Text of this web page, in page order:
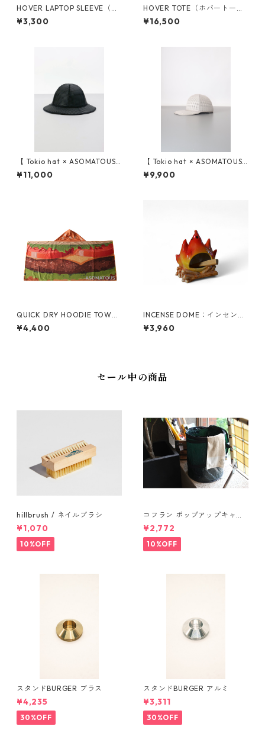
HOVER LAPTOP SLEEVE（ホ
バーラップトップスリーブ）
¥3,300
HOVER TOTE（ホバートー
ト）
¥16,500
【 Tokio hat × ASOMATOUS
（トーキョーハット × アソマ
タス） 】 EVA TULIP HAT（チ
¥11,000
【 Tokio hat × ASOMATOUS
（トーキョーハット × アソマ
タス） 】 EVA CAP（キャッ
¥9,900
QUICK DRY HOODIE TOWEL
BIG UV：クイックドライフー
ディータオルビッグUV
¥4,400
INCENSE DOME：インセンス
ドーム｢焚火｣
¥3,960
セール中の商品
hillbrush / ネイルブラシ
¥1,070
10%OFF
コフラン ポップアップキャン
プトラッシュカン Sサイズ
¥2,772
10%OFF
スタンドBURGER ブラス
¥4,235
30%OFF
スタンドBURGER アルミ
¥3,311
30%OFF